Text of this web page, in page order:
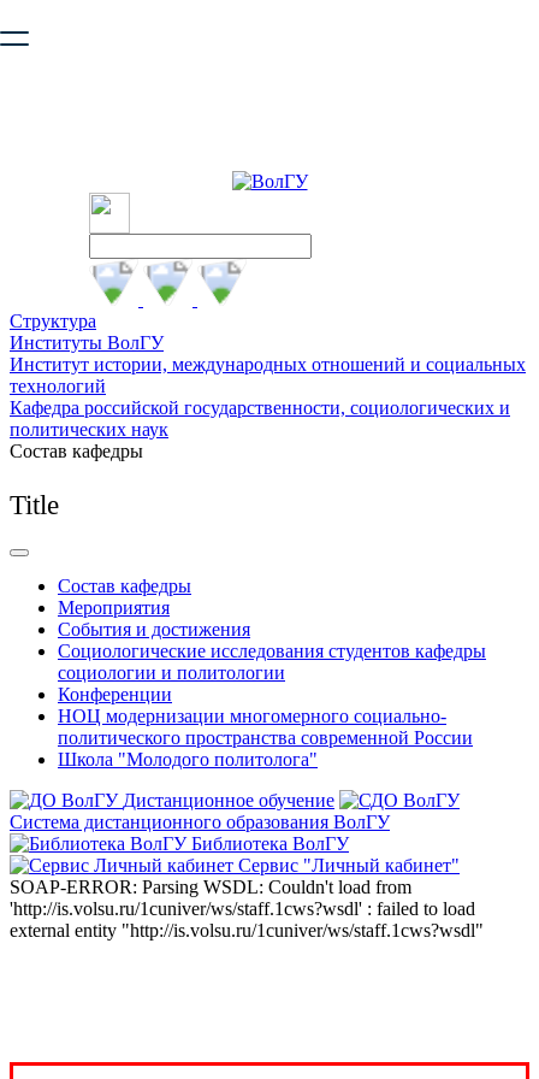
безопасную работу с сайтом. Пожалуйста
Структура
Институты ВолГУ
Институт истории, международных отношений и социальных
технологий
Кафедра российской государственности, социологических и
политических наук
Состав кафедры
Title
Состав кафедры
Мероприятия
События и достижения
Социологические исследования студентов кафедры
социологии и политологии
Конференции
НОЦ модернизации многомерного социально-
политического пространства современной России
Школа "Молодого политолога"
Дистанционное обучение
Система дистанционного образования ВолГУ
Библиотека ВолГУ
Сервис "Личный кабинет"
SOAP-ERROR: Parsing WSDL: Couldn't load from
'http://is.volsu.ru/1cuniver/ws/staff.1cws?wsdl' : failed to load
external entity "http://is.volsu.ru/1cuniver/ws/staff.1cws?wsdl"